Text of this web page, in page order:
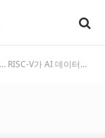
데이터센터 판도 바꾼다